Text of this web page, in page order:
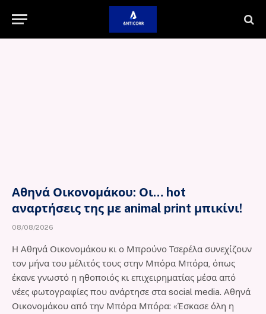
Αθηνά Οικονομάκου: Οι… hot
αναρτήσεις της με animal print μπικίνι!
08/08/2026
Η Αθηνά Οικονομάκου κι ο Μπρούνο Τσερέλα συνεχίζουν
τον μήνα του μέλιτός τους στην Μπόρα Μπόρα, όπως
έκανε γνωστό η ηθοποιός κι επιχειρηματίας μέσα από
νέες φωτογραφίες που ανάρτησε στα social media. Αθηνά
Οικονομάκου από την Μπόρα Μπόρα: «Έσκασε όλη η